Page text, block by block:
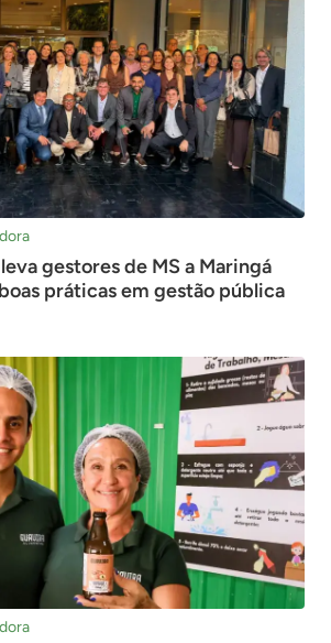
gestores de MS a Maringá
práticas em gestão pública